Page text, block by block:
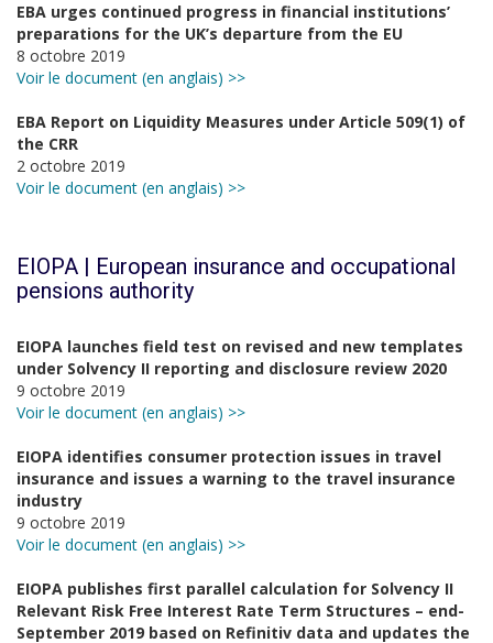
EBA urges continued progress in financial institutions’
preparations for the UK’s departure from the EU
8 octobre 2019
Voir le document (en anglais) >>
EBA Report on Liquidity Measures under Article 509(1) of
the CRR
2 octobre 2019
Voir le document (en anglais) >>
EIOPA | European insurance and occupational
pensions authority
EIOPA launches field test on revised and new templates
under Solvency II reporting and disclosure review 2020
9 octobre 2019
Voir le document (en anglais) >>
EIOPA identifies consumer protection issues in travel
insurance and issues a warning to the travel insurance
industry
9 octobre 2019
Voir le document (en anglais) >>
EIOPA publishes first parallel calculation for Solvency II
Relevant Risk Free Interest Rate Term Structures – end-
September 2019 based on Refinitiv data and updates the